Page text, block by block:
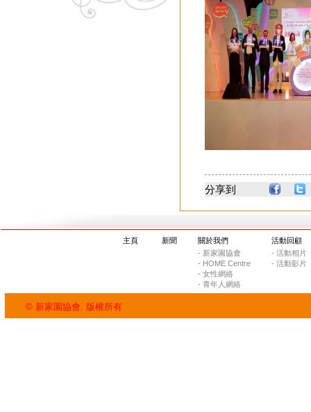
分享到
主頁 新聞
關於我們
- 新家園協會
- HOME Centre
- 女性網絡
- 青年人網絡
活動回顧
- 活動相片
- 活動影片
© 新家園協會. 版權所有